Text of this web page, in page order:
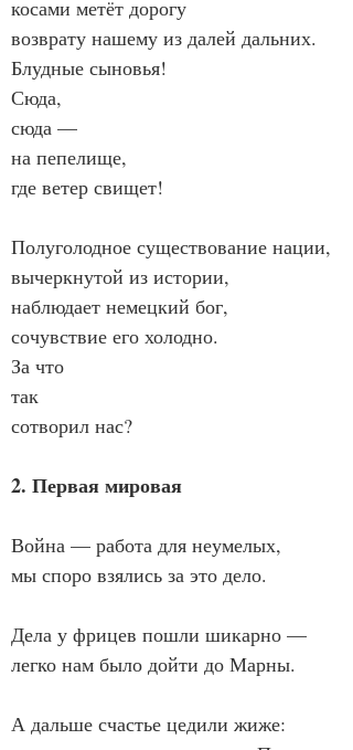
косами метёт дорогу
возврату нашему из далей дальних.
Блудные сыновья!
Сюда,
сюда —
на пепелище,
где ветер свищет!
Полуголодное существование нации,
вычеркнутой из истории,
наблюдает немецкий бог,
сочувствие его холодно.
За что
так
сотворил нас?
2. Первая мировая
Война — работа для неумелых,
мы споро взялись за это дело.
Дела у фрицев пошли шикарно —
легко нам было дойти до Марны.
А дальше счастье цедили жиже: